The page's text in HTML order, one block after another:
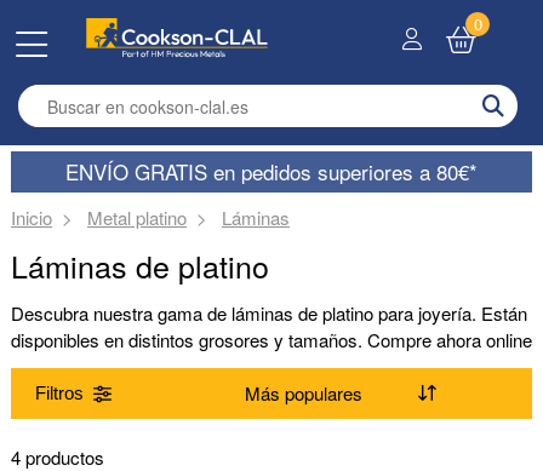
Enter search term
0
ENVÍO GRATIS en pedidos superiores a 80€*
Inicio Metal platino Láminas
Láminas de platino
Descubra nuestra gama de láminas de platino para joyería. Están
disponibles en distintos grosores y tamaños. Compre ahora online
o por teléfono.
Filtros
Gama
4 productos